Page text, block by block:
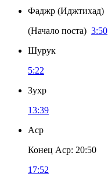
Фаджр (Иджтихад)
(Начало поста) 3:50
Шурук
5:22
Зухр
13:39
Аср
Конец Аср: 20:50
17:52